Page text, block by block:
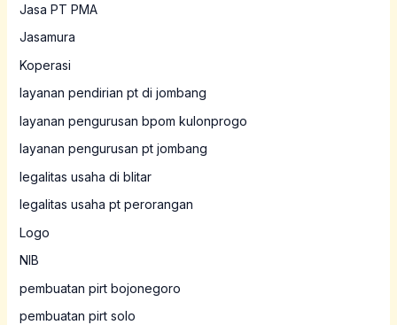
Jasa PT PMA
Jasamura
Koperasi
layanan pendirian pt di jombang
layanan pengurusan bpom kulonprogo
layanan pengurusan pt jombang
legalitas usaha di blitar
legalitas usaha pt perorangan
Logo
NIB
pembuatan pirt bojonegoro
pembuatan pirt solo